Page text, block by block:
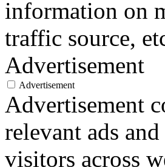
information on
traffic source,
Advertisement
Advertisement
Advertisement
relevant ads
visitors across